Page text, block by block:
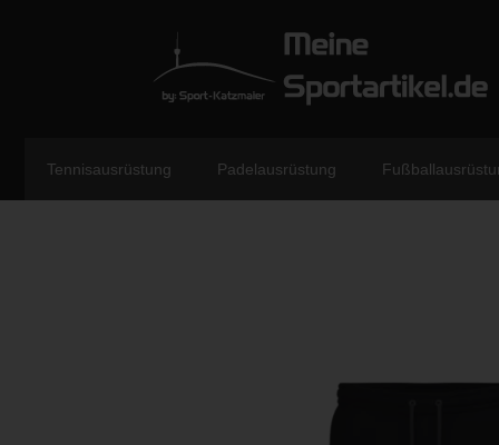
Tennisausrüstung Padelausrüstung